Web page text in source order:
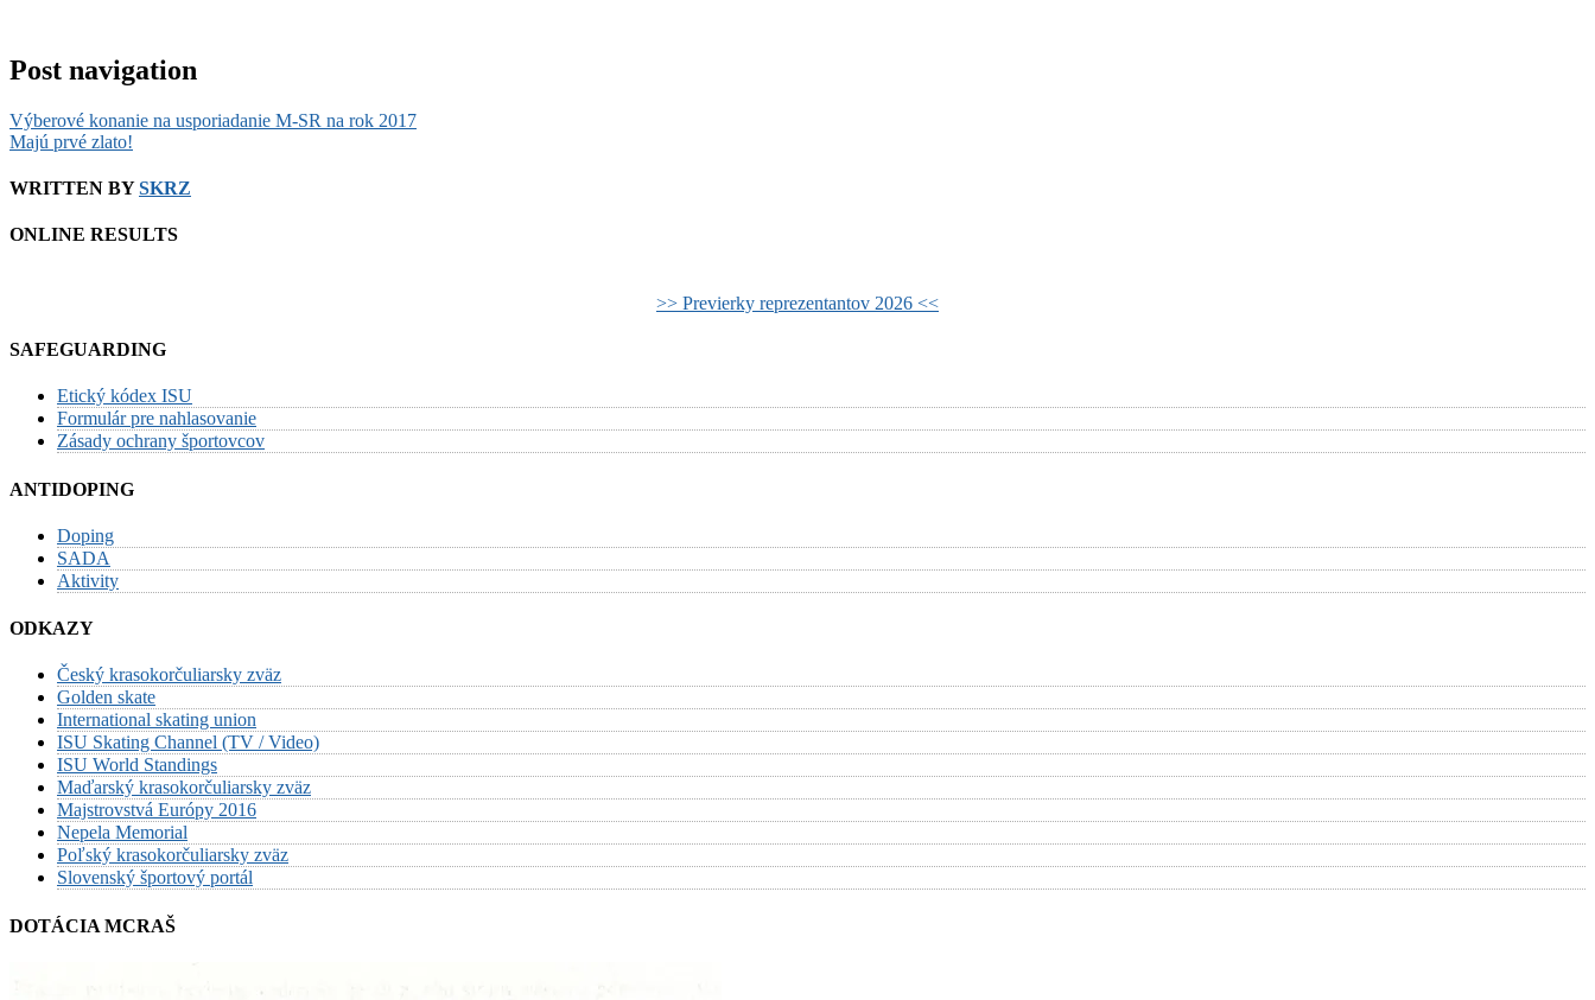
Post navigation
Výberové konanie na usporiadanie M-SR na rok 2017
Majú prvé zlato!
WRITTEN BYSKRZ
ONLINE RESULTS
>> Previerky reprezentantov 2026 <<
SAFEGUARDING
Etický kódex ISU
Formulár pre nahlasovanie
Zásady ochrany športovcov
ANTIDOPING
Doping
SADA
Aktivity
ODKAZY
Český krasokorčuliarsky zväz
Golden skate
International skating union
ISU Skating Channel (TV / Video)
ISU World Standings
Maďarský krasokorčuliarsky zväz
Majstrovstvá Európy 2016
Nepela Memorial
Poľský krasokorčuliarsky zväz
Slovenský športový portál
DOTÁCIA MCRAŠ